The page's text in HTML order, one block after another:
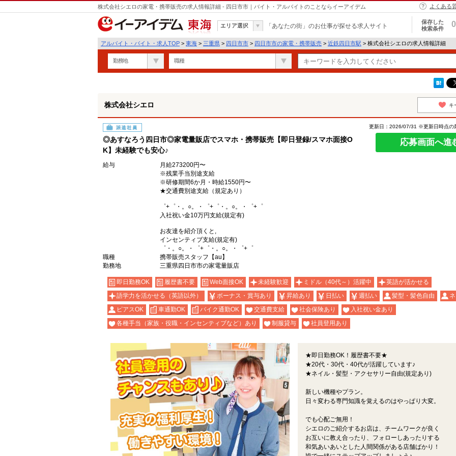
株式会社シエロの家電・携帯販売の求人情報詳細 - 四日市市｜バイト・アルバイトのことならイーアイデム よくある
東海
エリア選択 「あなたの街」のお仕事が探せる求人サイト
保存した
検索条件
0
アルバイト・バイト・求人TOP > 東海 > 三重県 > 四日市市 > 四日市市の家電・携帯販売 > 近鉄四日市駅 > 株式会社シエロの求人情報詳細
勤務地 職種
株式会社シエロ キ
派遣社員
◎あすなろう四日市◎家電量販店でスマホ・携帯販売【即日登録/スマホ面接O
K】未経験でも安心♪
更新日：2026/07/31 ※更新日時点の
応募画面へ進
給与
月給273200円〜
※残業手当別途支給
※研修期間6か月・時給1550円〜
★交通費別途支給（規定あり）
゜+゜・。○。・゜+゜・。○。・゜+゜
入社祝い金10万円支給(規定有)
お友達を紹介頂くと,
インセンティブ支給(規定有)
゜・。○。・゜+゜・。○。・゜+゜
職種
携帯販売スタッフ【au】
勤務地
三重県四日市市の家電量販店
即日勤務OK 履歴書不要 Web面接OK 未経験歓迎 ミドル（40代～）活躍中
英語が活かせる
語学力を活かせる（英語以外）
ボーナス・賞与あり 昇給あり 日払い 週払い 髪型・髪色自由
ピアスOK
車通勤OK バイク通勤OK 交通費支給 社会保険あり
入社祝い金あり
各種手当（家族・役職・インセンティブなど）あり
制服貸与 社員登用あり
★即日勤務OK！履歴書不要★
★20代・30代・40代が活躍しています♪
★ネイル・髪型・アクセサリー自由(規定あり)
新しい機種やプラン。
日々変わる専門知識を覚えるのはやっぱり大変。
でも心配ご無用！
シエロのご紹介するお店は、チームワークが良く
お互いに教え合ったり、フォローしあったりする
和気あいあいとした人間関係がある店舗ばかり！